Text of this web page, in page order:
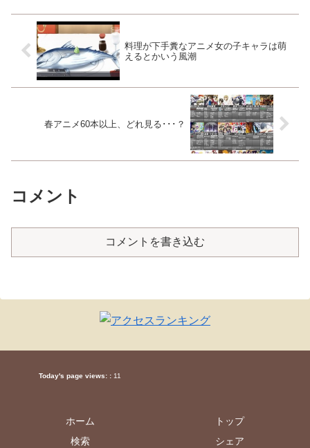
料理が下手糞なアニメ女の子キャラは萌
えるとかいう風潮
春アニメ60本以上、どれ見る･･･？
コメント
コメントを書き込む
Today's page views: : 11
ホーム
トップ
検索
シェア